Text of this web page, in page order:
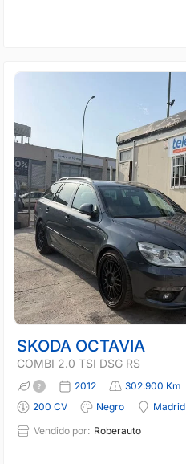
SKODA OCTAVIA
COMBI 2.0 TSI DSG RS
2012 302.900 Km
200 CV
Negro
Madrid
Vendido por: Roberauto